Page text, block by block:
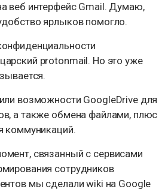
веб интерфейс Gmail. Думаю,
ярлыков помогло.
protonmail. Но это уже
возможности GoogleDrive для
а также обмена файлами, плюс
коммуникаций.
связанный с сервисами
сотрудников
мы сделали wiki на Google